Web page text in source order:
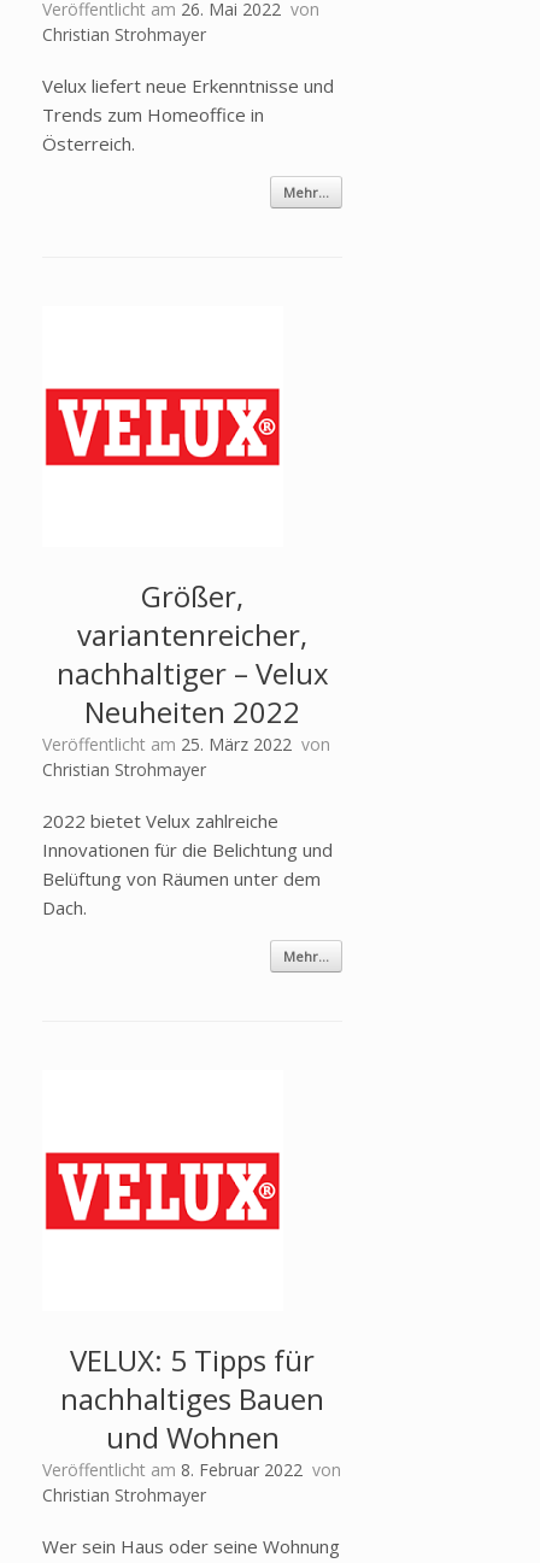
Veröffentlicht am 26. Mai 2022 von
Christian Strohmayer
Velux liefert neue Erkenntnisse und
Trends zum Homeoffice in
Österreich.
Mehr...
Größer,
variantenreicher,
nachhaltiger – Velux
Neuheiten 2022
Veröffentlicht am 25. März 2022 von
Christian Strohmayer
2022 bietet Velux zahlreiche
Innovationen für die Belichtung und
Belüftung von Räumen unter dem
Dach.
Mehr...
VELUX: 5 Tipps für
nachhaltiges Bauen
und Wohnen
Veröffentlicht am 8. Februar 2022 von
Christian Strohmayer
Wer sein Haus oder seine Wohnung